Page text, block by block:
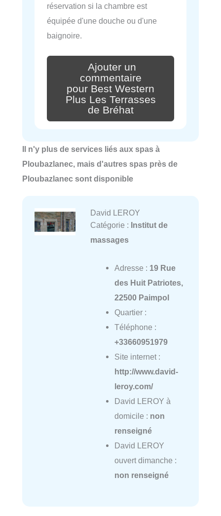
réservation si la chambre est
équipée d'une douche ou d'une
baignoire.
Ajouter un
commentaire
pour Best Western
Plus Les Terrasses
de Bréhat
Il n'y plus de services liés aux spas à
Ploubazlanec, mais d'autres spas près de
Ploubazlanec sont disponible
David LEROY
Catégorie : Institut de
massages
Adresse : 19 Rue
des Huit Patriotes,
22500 Paimpol
Quartier :
Téléphone :
+33660951979
Site internet :
http://www.david-
leroy.com/
David LEROY à
domicile : non
renseigné
David LEROY
ouvert dimanche :
non renseigné